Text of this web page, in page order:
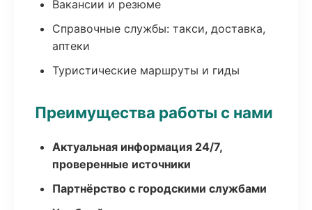
Вакансии и резюме
Справочные службы: такси, доставка,
аптеки
Туристические маршруты и гиды
Преимущества работы с нами
Актуальная информация 24/7,
проверенные источники
Партнёрство с городскими службами